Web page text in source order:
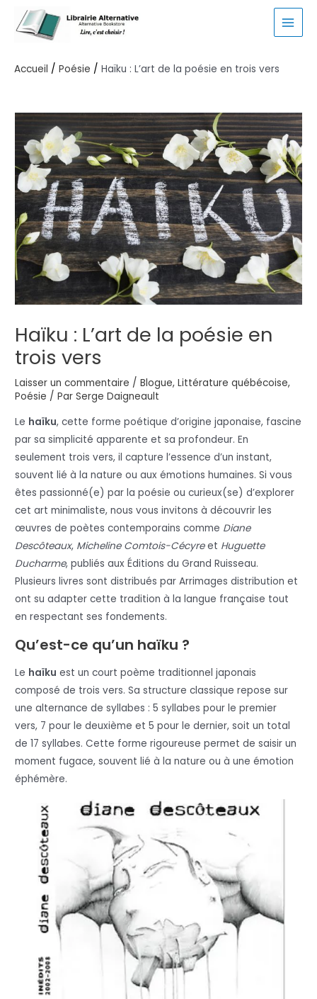
contenu
Accueil Poésie Haïku : L’art de la poésie en trois vers
Haïku : L’art de la poésie en
trois vers
Laisser un commentaire /Blogue,Littérature québécoise,
Poésie / ParSerge Daigneault
Le haïku, cette forme poétique d’origine japonaise, fascine
par sa simplicité apparente et sa profondeur. En
seulement trois vers, il capture l’essence d’un instant,
souvent lié à la nature ou aux émotions humaines. Si vous
êtes passionné(e) par la poésie ou curieux(se) d’explorer
cet art minimaliste, nous vous invitons à découvrir les
œuvres de poètes contemporains comme Diane
Descôteaux, Micheline Comtois-Cécyreet Huguette
Ducharme, publiés aux Éditions du Grand Ruisseau.
Plusieurs livres sont distribués par Arrimages distribution et
ont su adapter cette tradition à la langue française tout
en respectant ses fondements.
Qu’est-ce qu’un haïku ?
Le haïku est un court poème traditionnel japonais
composé de trois vers. Sa structure classique repose sur
une alternance de syllabes : 5 syllabes pour le premier
vers, 7 pour le deuxième et 5 pour le dernier, soit un total
de 17 syllabes. Cette forme rigoureuse permet de saisir un
moment fugace, souvent lié à la nature ou à une émotion
éphémère.